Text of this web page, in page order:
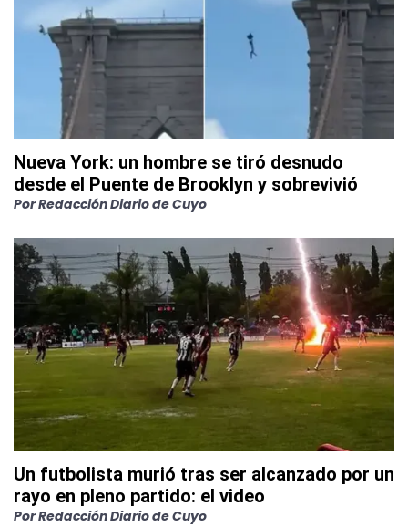
Nueva York: un hombre se tiró desnudo
desde el Puente de Brooklyn y sobrevivió
PorRedacción Diario de Cuyo
Un futbolista murió tras ser alcanzado por un
rayo en pleno partido: el video
PorRedacción Diario de Cuyo